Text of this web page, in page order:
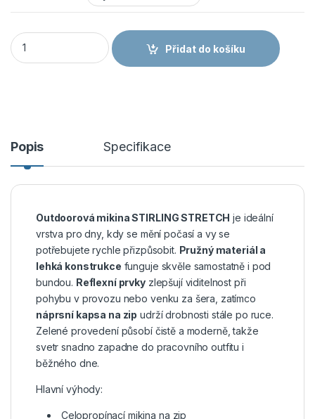
ČERVA STIRLING STRETCH - Pánská pracovní mikina / svetr
Přidat do košíku
Popis Specifikace
Outdoorová mikina STIRLING STRETCH je ideální
vrstva pro dny, kdy se mění počasí a vy se
potřebujete rychle přizpůsobit. Pružný materiál a
lehká konstrukce funguje skvěle samostatně i pod
bundou. Reflexní prvkyzlepšují viditelnost při
pohybu v provozu nebo venku za šera, zatímco
náprsní kapsa na zip udrží drobnosti stále po ruce.
Zelené provedení působí čistě a moderně, takže
svetr snadno zapadne do pracovního outfitu i
běžného dne.
Hlavní výhody:
Celopropínací mikina na zip